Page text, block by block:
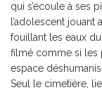
qui s’écoule à ses
l’adolescent
fouillant les eaux du
filmé comme si les
espace
Seul le cimetière,